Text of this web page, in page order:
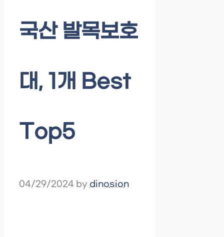
국산 발목보호
대, 1개 Best
Top5
04/29/2024 by dinosion